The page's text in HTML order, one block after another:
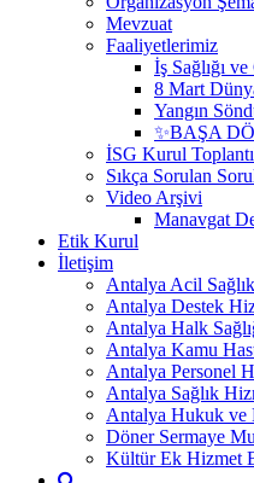
Mevzuat
Faaliyetlerimiz
İş Sağlığı
8 Mart
Yangın
✨BAŞA
İSG Kurul
Sıkça Sorulan
Video Arşivi
Manavgat
Etik Kurul
İletişim
Antalya Acil
Antalya Destek
Antalya Halk
Antalya Kamu
Antalya Personel
Antalya Sağlık
Antalya Hukuk ve
Döner Sermaye
Kültür Ek Hizmet